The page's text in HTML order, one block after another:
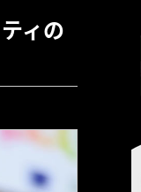
ィの